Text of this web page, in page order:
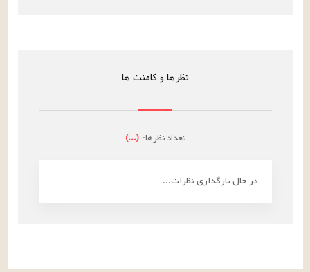
نظرها و کامنت ها
تعداد نظرها: (
...
)
در حال بارگذاری نظرات...